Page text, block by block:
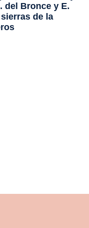
del Bronce y E.
de la